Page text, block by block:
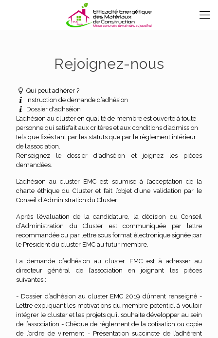
Rejoignez-nous
Qui peut adhérer ?
Instruction de demande d’adhésion
Dossier d'adhséion
L’adhésion au cluster en qualité de membre est ouverte à toute
personne qui satisfait aux critères et aux conditions d’admission
tels que fixés tant par les statuts que par le règlement intérieur
de l’association.
Renseignez le dossier d'adhséion et joignez les pièces
demandées.
L’adhésion au cluster EMC est soumise à l’acceptation de la
charte éthique du Cluster et fait l’objet d’une validation par le
Conseil d’Administration du Cluster.
Après l’évaluation de la candidature, la décision du Conseil
d’Administration du Cluster est communiquée par lettre
recommandée ou par lettre sous format électronique signée par
le Président du cluster EMC au futur membre.
La demande d’adhésion au cluster EMC est à adresser au
directeur général de l’association en joignant les pièces
suivantes :
- Dossier d’adhésion au cluster EMC 2019 dûment renseigné -
Lettre expliquant les motivations du membre potentiel à vouloir
intégrer le cluster et les projets qu’il souhaite développer au sein
de l’association - Chèque de règlement de la cotisation ou copie
de l’ordre de virement - Présentation succincte de l’adhérent